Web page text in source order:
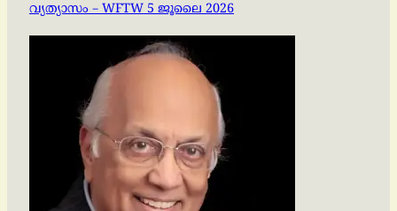
വ്യത്യാസം – WFTW 5 ജൂലൈ 2026